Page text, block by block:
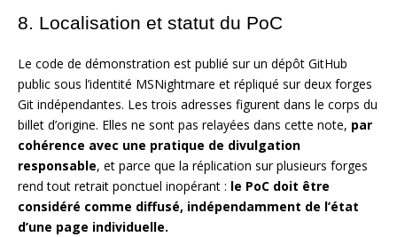
8. Localisation et statut du PoC
Le code de démonstration est publié sur un dépôt GitHub
public sous l’identité MSNightmare et répliqué sur deux forges
Git indépendantes. Les trois adresses figurent dans le corps du
billet d’origine. Elles ne sont pas relayées dans cette note, par
cohérence avec une pratique de divulgation
responsable, et parce que la réplication sur plusieurs forges
rend tout retrait ponctuel inopérant : le PoC doit être
considéré comme diffusé, indépendamment de l’état
d’une page individuelle.